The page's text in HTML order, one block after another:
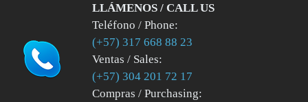
LLÁMENOS / CALL US
Teléfono / Phone:
(+57) 317 668 88 23
Ventas / Sales:
(+57) 304 201 72 17
Compras / Purchasing: